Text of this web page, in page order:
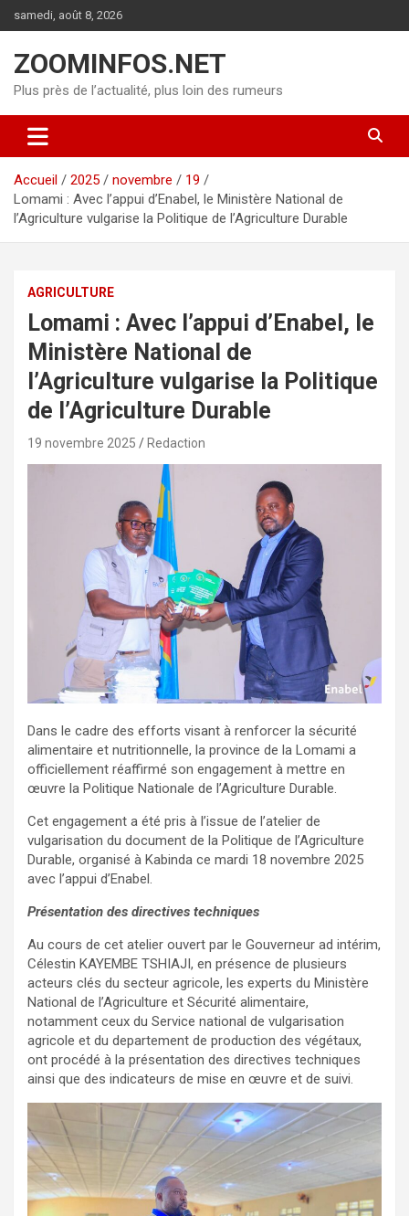
au
samedi, août 8, 2026
ZOOMINFOS.NET
Plus près de l’actualité, plus loin des rumeurs
Accueil 2025 novembre
19
Lomami : Avec l’appui d’Enabel, le Ministère National de
l’Agriculture vulgarise la Politique de l’Agriculture Durable
AGRICULTURE
Lomami : Avec l’appui d’Enabel, le
Ministère National de
l’Agriculture vulgarise la Politique
de l’Agriculture Durable
19 novembre 2025 Redaction
Dans le cadre des efforts visant à renforcer la sécurité
alimentaire et nutritionnelle, la province de la Lomami a
officiellement réaffirmé son engagement à mettre en
œuvre la Politique Nationale de l’Agriculture Durable.
Cet engagement a été pris à l’issue de l’atelier de
vulgarisation du document de la Politique de l’Agriculture
Durable, organisé à Kabinda ce mardi 18 novembre 2025
avec l’appui d’Enabel.
Présentation des directives techniques
Au cours de cet atelier ouvert par le Gouverneur ad intérim,
Célestin KAYEMBE TSHIAJI, en présence de plusieurs
acteurs clés du secteur agricole, les experts du Ministère
National de l’Agriculture et Sécurité alimentaire,
notamment ceux du Service national de vulgarisation
agricole et du departement de production des végétaux,
ont procédé à la présentation des directives techniques
ainsi que des indicateurs de mise en œuvre et de suivi.